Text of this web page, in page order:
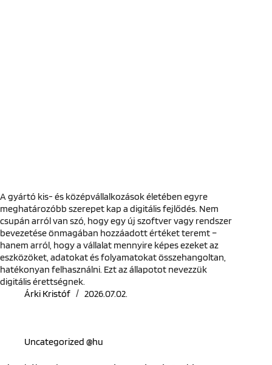
A gyártó kis- és középvállalkozások életében egyre
meghatározóbb szerepet kap a digitális fejlődés. Nem
csupán arról van szó, hogy egy új szoftver vagy rendszer
bevezetése önmagában hozzáadott értéket teremt –
hanem arról, hogy a vállalat mennyire képes ezeket az
eszközöket, adatokat és folyamatokat összehangoltan,
hatékonyan felhasználni. Ezt az állapotot nevezzük
digitális érettségnek.
Árki Kristóf
2026.07.02.
Uncategorized @hu